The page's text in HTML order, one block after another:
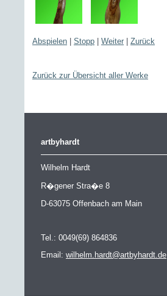
Abspielen Stopp Weiter Zurück
Zurück zur Übersicht aller Werke
artbyhardt
Wilhelm Hardt
R�gener Stra�e 8
D-63075 Offenbach am Main
Tel.: 0049(69) 864836
Email: wilhelm.hardt@artbyhardt.de